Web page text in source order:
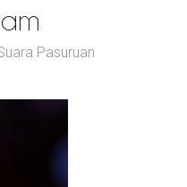
Pasuruan